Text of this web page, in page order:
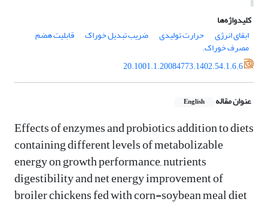
کلیدواژه‌ها
ابقای انرژی
‏حرارت تولیدی ‏ضریب تبدیل خوراک ‏قابلیت هضم
مصرف خوراک.‏
20.1001.1.20084773.1402.54.1.6.6
عنوان مقاله English
Effects of enzymes and probiotics addition to diets
containing different ‎levels of metabolizable
energy on growth performance, nutrients
‎digestibility and net energy improvement of
broiler chickens fed with ‎corn-soybean meal diet